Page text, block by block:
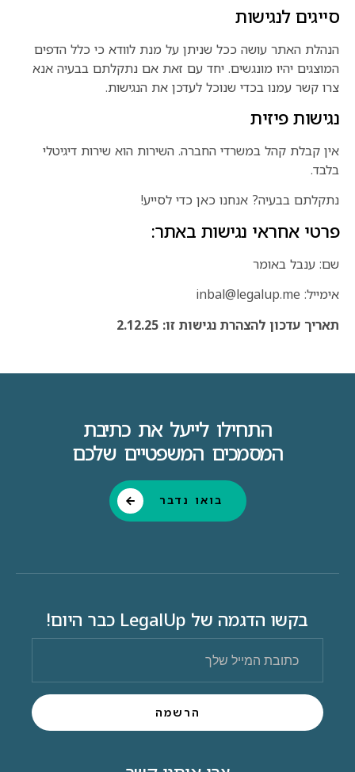
סייגים לנגישות
הנהלת האתר עושה ככל שניתן על מנת לוודא כי כלל הדפים
המוצגים יהיו מונגשים. יחד עם זאת אם נתקלתם בבעיה אנא
צרו קשר עמנו בכדי שנוכל לעדכן את הנגישות.
נגישות פיזית
אין קבלת קהל במשרדי החברה. השירות הוא שירות דיגיטלי
בלבד.
נתקלתם בבעיה? אנחנו כאן כדי לסייע!
פרטי אחראי נגישות באתר:
שם: ענבל באומר
אימייל: inbal@legalup.me
תאריך עדכון להצהרת נגישות זו: 2.12.25
התחילו לייעל את כתיבת
המסמכים המשפטיים שלכם
בואו נדבר
בקשו הדגמה של LegalUp כבר היום!
הרשמה